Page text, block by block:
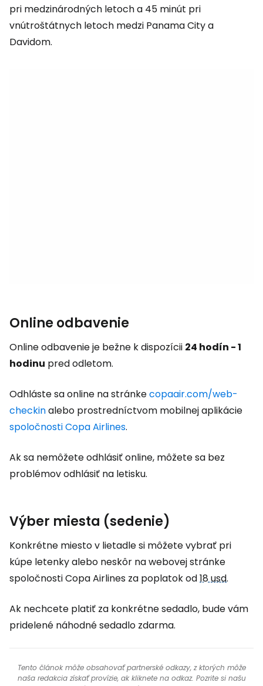
pri medzinárodných letoch a 45 minút pri
vnútroštátnych letoch medzi Panama City a
Davidom.
Online odbavenie
Online odbavenie je bežne k dispozícii 24 hodín - 1
hodinu pred odletom.
Odhláste sa online na stránkecopaair.com/web-
checkinalebo prostredníctvom mobilnej aplikácie
spoločnosti Copa Airlines.
Ak sa nemôžete odhlásiť online, môžete sa bez
problémov odhlásiť na letisku.
Výber miesta (sedenie)
Konkrétne miesto v lietadle si môžete vybrať pri
kúpe letenky alebo neskôr na webovej stránke
spoločnosti Copa Airlines za poplatok od18 usd.
Ak nechcete platiť za konkrétne sedadlo, bude vám
pridelené náhodné sedadlo zdarma.
Tento článok môže obsahovať partnerské odkazy, z ktorých môže
naša redakcia získať provízie, ak kliknete na odkaz. Pozrite si našu